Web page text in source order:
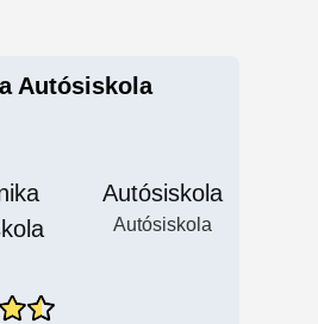
Autósiskola
Autósiskola
Autósiskola